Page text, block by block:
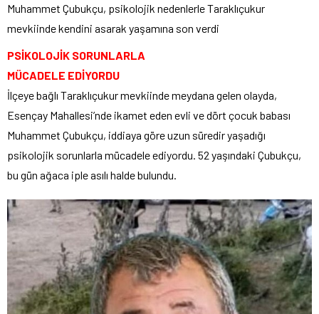
Muhammet Çubukçu, psikolojik nedenlerle Taraklıçukur
mevkiinde kendini asarak yaşamına son verdi
PSİKOLOJİK SORUNLARLA
MÜCADELE EDİYORDU
İlçeye bağlı Taraklıçukur mevkiinde meydana gelen olayda,
Esençay Mahallesi’nde ikamet eden evli ve dört çocuk babası
Muhammet Çubukçu, iddiaya göre uzun süredir yaşadığı
psikolojik sorunlarla mücadele ediyordu. 52 yaşındaki Çubukçu,
bu gün ağaca iple asılı halde bulundu.